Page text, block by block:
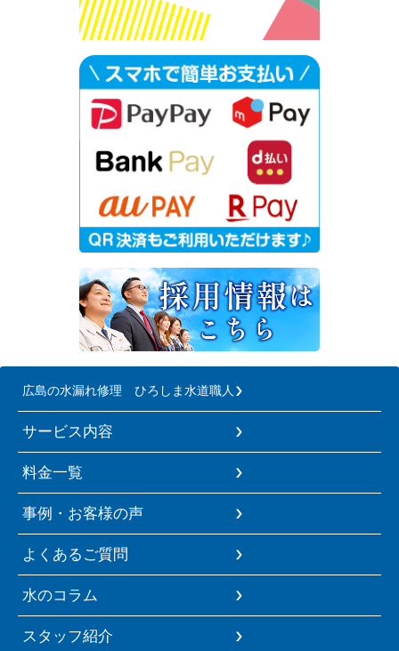
広島の水漏れ修理 ひろしま水道職人
サービス内容
料金一覧
事例・お客様の声
よくあるご質問
水のコラム
スタッフ紹介